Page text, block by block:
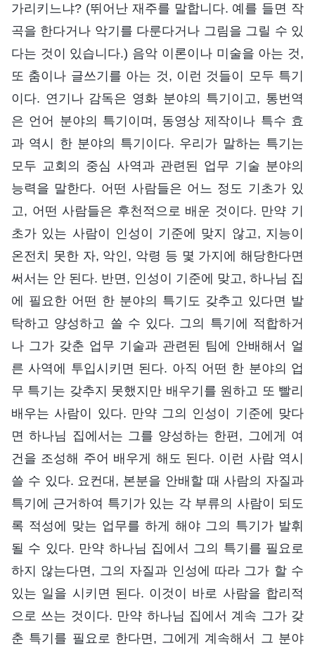
가리키느냐? (뛰어난 재주를 말합니다. 예를 들면 작
곡을 한다거나 악기를 다룬다거나 그림을 그릴 수 있
다는 것이 있습니다.) 음악 이론이나 미술을 아는 것,
또 춤이나 글쓰기를 아는 것, 이런 것들이 모두 특기
이다. 연기나 감독은 영화 분야의 특기이고, 통번역
은 언어 분야의 특기이며, 동영상 제작이나 특수 효
과 역시 한 분야의 특기이다. 우리가 말하는 특기는
모두 교회의 중심 사역과 관련된 업무 기술 분야의
능력을 말한다. 어떤 사람들은 어느 정도 기초가 있
고, 어떤 사람들은 후천적으로 배운 것이다. 만약 기
초가 있는 사람이 인성이 기준에 맞지 않고, 지능이
온전치 못한 자, 악인, 악령 등 몇 가지에 해당한다면
써서는 안 된다. 반면, 인성이 기준에 맞고, 하나님 집
에 필요한 어떤 한 분야의 특기도 갖추고 있다면 발
탁하고 양성하고 쓸 수 있다. 그의 특기에 적합하거
나 그가 갖춘 업무 기술과 관련된 팀에 안배해서 얼
른 사역에 투입시키면 된다. 아직 어떤 한 분야의 업
무 특기는 갖추지 못했지만 배우기를 원하고 또 빨리
배우는 사람이 있다. 만약 그의 인성이 기준에 맞다
면 하나님 집에서는 그를 양성하는 한편, 그에게 여
건을 조성해 주어 배우게 해도 된다. 이런 사람 역시
쓸 수 있다. 요컨대, 본분을 안배할 때 사람의 자질과
특기에 근거하여 특기가 있는 각 부류의 사람이 되도
록 적성에 맞는 업무를 하게 해야 그의 특기가 발휘
될 수 있다. 만약 하나님 집에서 그의 특기를 필요로
하지 않는다면, 그의 자질과 인성에 따라 그가 할 수
있는 일을 시키면 된다. 이것이 바로 사람을 합리적
으로 쓰는 것이다. 만약 하나님 집에서 계속 그가 갖
춘 특기를 필요로 한다면, 그에게 계속해서 그 분야